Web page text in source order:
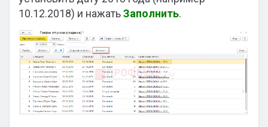
10.12.2018) и нажатьЗаполнить.